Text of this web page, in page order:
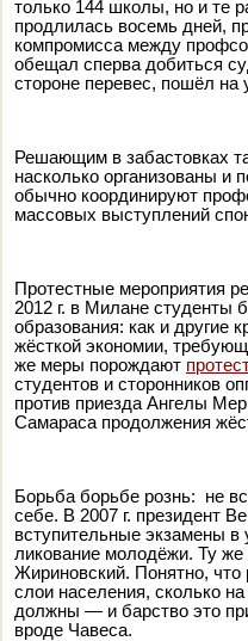
только 144 школы, но и те
продлилась восемь дней,
компромисса между
обещал сперва добиться
стороне перевес, пошёл на
Решающим в забастовках
насколько организованы и
обычно координируют
массовых выступлений
Протестные мероприятия
2012 г. в Милане студенты
образования: как и другие
жёсткой экономии,
же меры порождают
студентов и сторонников
против приезда Ангелы
Самараса продолжения
Борьба борьбе рознь: не
себе. В 2007 г. президент
вступительные экзамены в
ликование молодёжи. Ту
Жириновский. Понятно, что
слои населения, сколько
должны — и барство это
вроде Чавеса.